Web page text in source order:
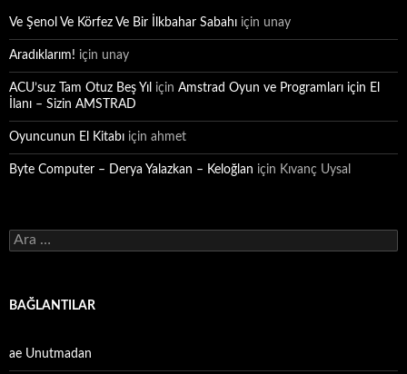
Ve Şenol Ve Körfez Ve Bir İlkbahar Sabahı için unay
Aradıklarım! için unay
ACU’suz Tam Otuz Beş Yıl için Amstrad Oyun ve Programları için El
İlanı – Sizin AMSTRAD
Oyuncunun El Kitabı için ahmet
Byte Computer – Derya Yalazkan – Keloğlan için Kıvanç Uysal
Arama:
BAĞLANTILAR
ae Unutmadan